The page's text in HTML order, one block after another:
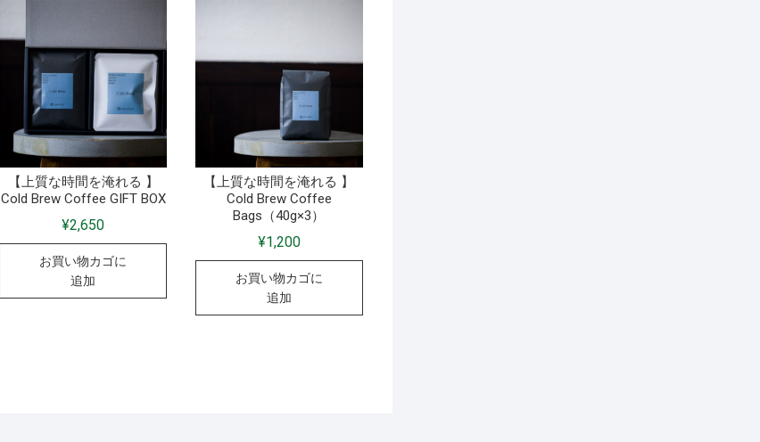
【上質な時間を淹れる 】
Cold Brew Coffee GIFT BOX
¥2,650
お買い物カゴに
追加
【上質な時間を淹れる 】
Cold Brew Coffee
Bags（40g×3）
¥1,200
お買い物カゴに
追加